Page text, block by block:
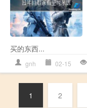
买的东西...
gnh 02-15
1 2